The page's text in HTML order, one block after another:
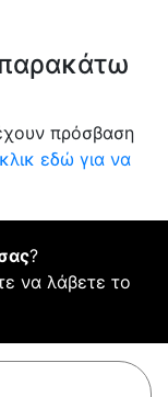
πρόσβαση
εδώ για να
?
να λάβετε το